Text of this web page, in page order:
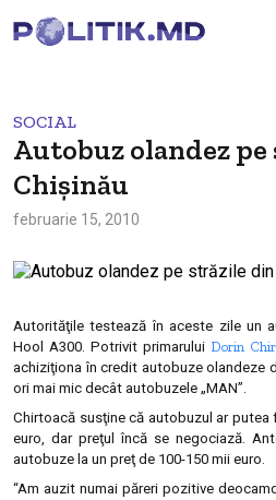
SOCIAL
Autobuz olandez
Chişinău
februarie 15, 2010
Autorităţile testează în aceste zile un
Hool A300. Potrivit primarului Dorin
achiziţiona în credit autobuze olandeze
ori mai mic decât autobuzele „MAN”.
Chirtoacă susţine că autobuzul ar
euro, dar preţul încă se negociază.
autobuze la un preţ de 100-150 mii euro.
“Am auzit numai păreri pozitive